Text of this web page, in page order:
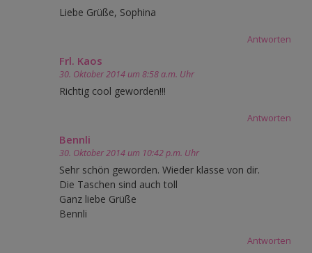
Liebe Grüße, Sophina
Antworten
Frl. Kaos
30. Oktober 2014 um 8:58 a.m. Uhr
Richtig cool geworden!!!
Antworten
Bennli
30. Oktober 2014 um 10:42 p.m. Uhr
Sehr schön geworden. Wieder klasse von dir.
Die Taschen sind auch toll
Ganz liebe Grüße
Bennli
Antworten